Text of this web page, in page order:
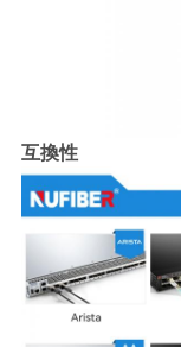
互換性